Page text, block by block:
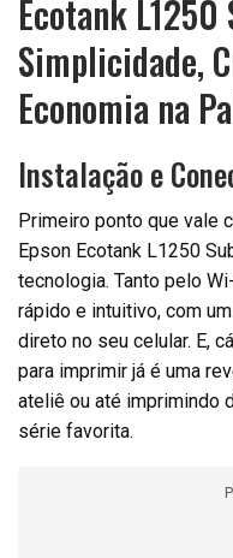
Ecotank
Simplicidade,
Economia na
Instalação e
Primeiro ponto que vale
Epson Ecotank L1250
tecnologia. Tanto pelo
rápido e intuitivo, com
direto no seu celular. E,
para imprimir já é uma
ateliê ou até imprimindo
série favorita.